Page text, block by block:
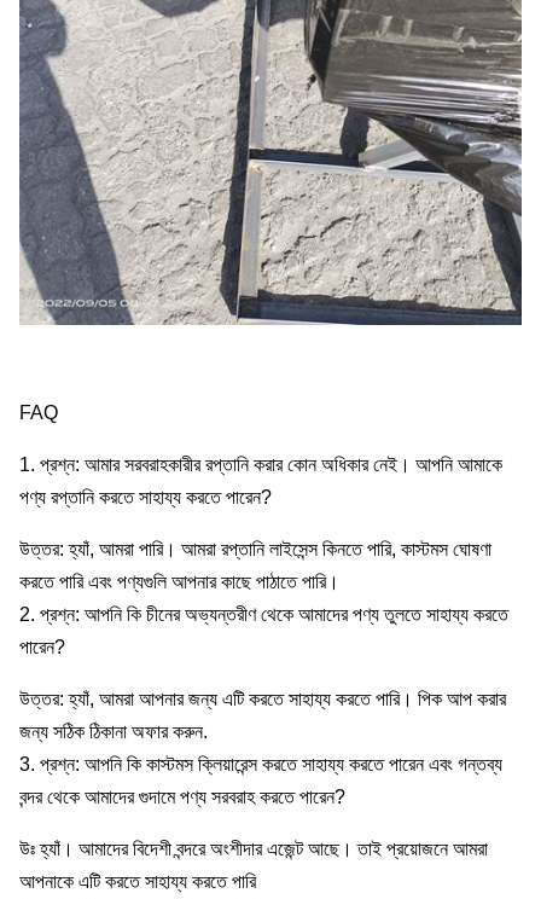
FAQ
1. প্রশ্ন: আমার সরবরাহকারীর রপ্তানি করার কোন অধিকার নেই। আপনি আমাকে
পণ্য রপ্তানি করতে সাহায্য করতে পারেন?
উত্তর: হ্যাঁ, আমরা পারি। আমরা রপ্তানি লাইসেন্স কিনতে পারি, কাস্টমস ঘোষণা
করতে পারি এবং পণ্যগুলি আপনার কাছে পাঠাতে পারি।
2. প্রশ্ন: আপনি কি চীনের অভ্যন্তরীণ থেকে আমাদের পণ্য তুলতে সাহায্য করতে
পারেন?
উত্তর: হ্যাঁ, আমরা আপনার জন্য এটি করতে সাহায্য করতে পারি। পিক আপ করার
জন্য সঠিক ঠিকানা অফার করুন.
3. প্রশ্ন: আপনি কি কাস্টমস ক্লিয়ারেন্স করতে সাহায্য করতে পারেন এবং গন্তব্য
বন্দর থেকে আমাদের গুদামে পণ্য সরবরাহ করতে পারেন?
উঃ হ্যাঁ। আমাদের বিদেশী বন্দরে অংশীদার এজেন্ট আছে। তাই প্রয়োজনে আমরা
আপনাকে এটি করতে সাহায্য করতে পারি